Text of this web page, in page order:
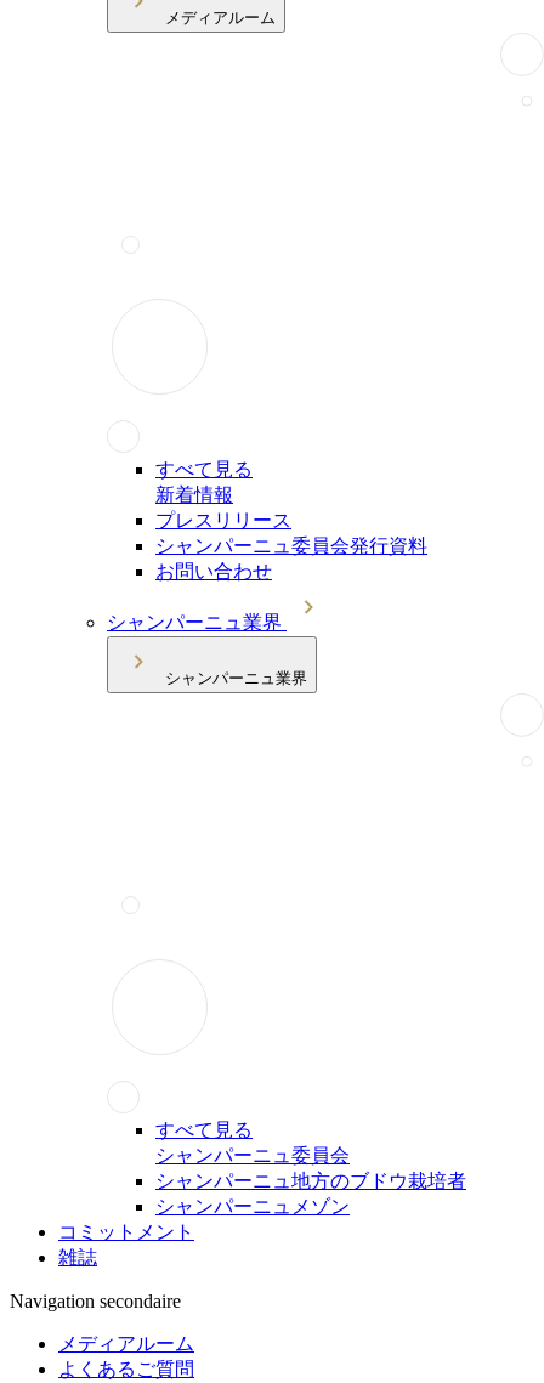
メディアルーム
すべて見る
新着情報
プレスリリース
シャンパーニュ委員会発行資料
お問い合わせ
シャンパーニュ業界
シャンパーニュ業界
すべて見る
シャンパーニュ委員会
シャンパーニュ地方のブドウ栽培者
シャンパーニュメゾン
コミットメント
雑誌
Navigation secondaire
メディアルーム
よくあるご質問